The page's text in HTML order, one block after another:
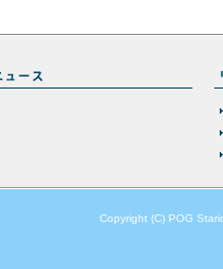
Copyright (C) POG